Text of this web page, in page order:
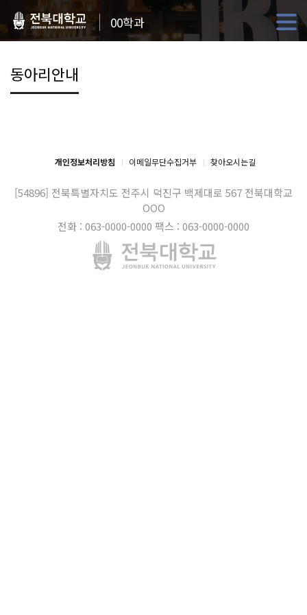
00학과
동아리안내
개인정보처리방침 이메일무단수집거부 찾아오시는길
[54896] 전북특별자치도 전주시 덕진구 백제대로 567 전북대학교
OOO
전화 : 063-0000-0000 팩스 : 063-0000-0000